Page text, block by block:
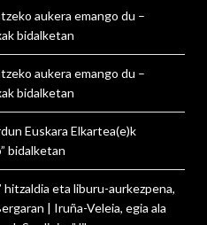
aukera emango du –
bidalketan
aukera emango du –
bidalketan
Euskara Elkartea(e)k
bidalketan
hitzaldia eta liburu-aurkezpena,
| Iruña-Veleia, egia ala